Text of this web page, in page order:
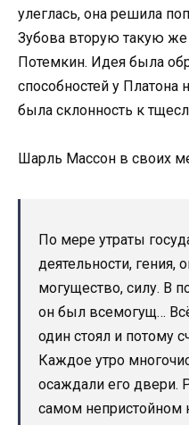
улеглась, она решила
Зубова вторую такую же
Потемкин. Идея была
способностей у Платона
была склонность к
Шарль Массон в своих
По мере утраты
деятельности, гения,
могущество, силу. В
он был всемогущ…
один стоял и потому
Каждое утро
осаждали его двери.
самом непристойном